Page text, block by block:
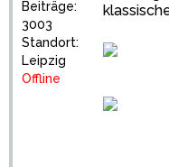
Beiträge:
3003
Standort:
Leipzig
Offline